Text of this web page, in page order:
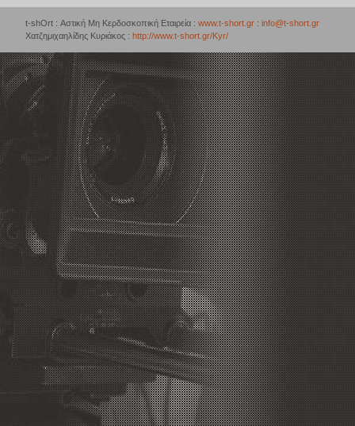
t-shOrt : Αστική Μη Κερδοσκοπική Εταιρεία : www.t-short.gr : info@t-short.gr
Χατζημιχαηλίδης Κυριάκος : http://www.t-short.gr/Kyr/